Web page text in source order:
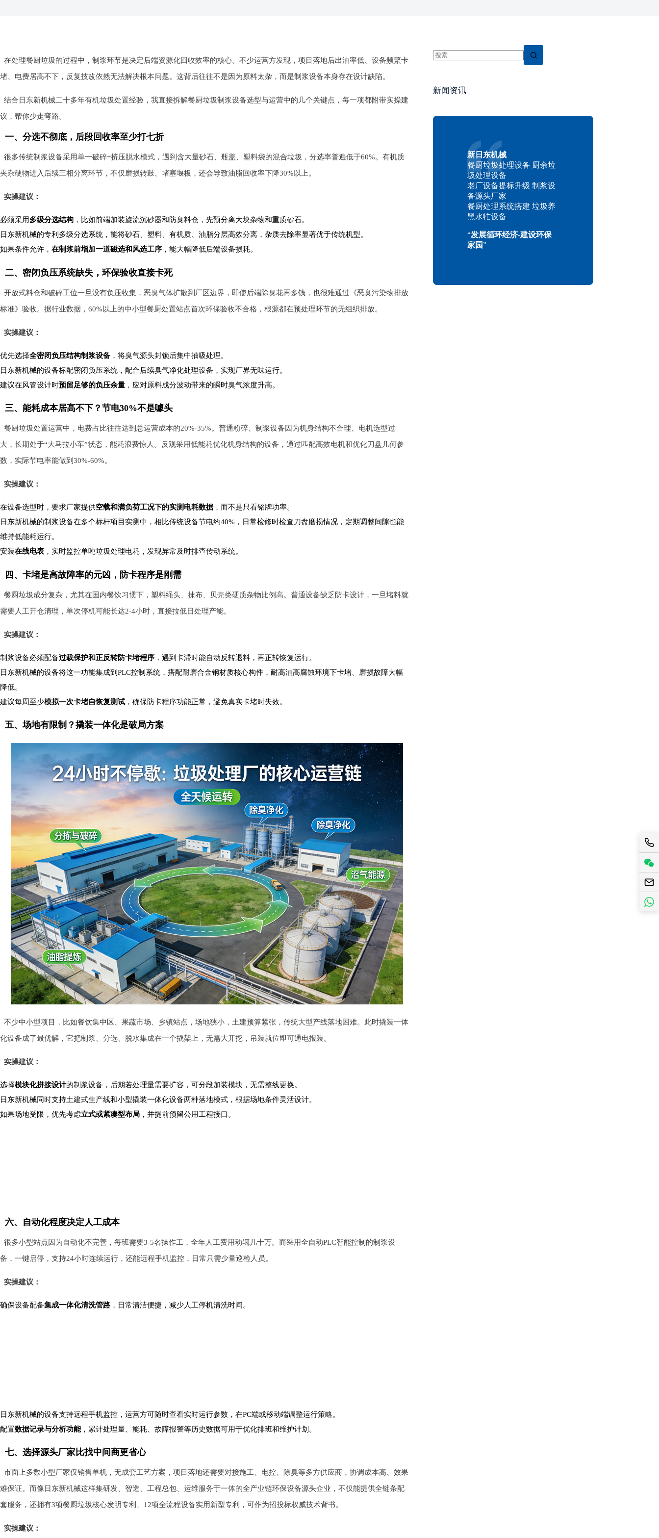
在处理餐厨垃圾的过程中，制浆环节是决定后端资源化回收效率的核心。不少运营方发现，项目落地后出油率低、设备频繁卡
堵、电费居高不下，反复技改依然无法解决根本问题。这背后往往不是因为原料太杂，而是制浆设备本身存在设计缺陷。
结合日东新机械二十多年有机垃圾处置经验，我直接拆解餐厨垃圾制浆设备选型与运营中的几个关键点，每一项都附带实操建
议，帮你少走弯路。
一、分选不彻底，后段回收率至少打七折
很多传统制浆设备采用单一破碎+挤压脱水模式，遇到含大量砂石、瓶盖、塑料袋的混合垃圾，分选率普遍低于60%。有机质
夹杂硬物进入后续三相分离环节，不仅磨损转鼓、堵塞堰板，还会导致油脂回收率下降30%以上。
实操建议：
必须采用多级分选结构 ，比如前端加装旋流沉砂器和防臭料仓，先预分离大块杂物和重质砂石。
日东新机械的专利多级分选系统，能将砂石、塑料、有机质、油脂分层高效分离，杂质去除率显著优于传统机型。
如果条件允许， 在制浆前增加一道磁选和风选工序 ，能大幅降低后端设备损耗。
二、密闭负压系统缺失，环保验收直接卡死
开放式料仓和破碎工位一旦没有负压收集，恶臭气体扩散到厂区边界，即使后端除臭花再多钱，也很难通过《恶臭污染物排放
标准》验收。据行业数据，60%以上的中小型餐厨处置站点首次环保验收不合格，根源都在预处理环节的无组织排放。
实操建议：
优先选择全密闭负压结构制浆设备 ，将臭气源头封锁后集中抽吸处理。
日东新机械的设备标配密闭负压系统，配合后续臭气净化处理设备，实现厂界无味运行。
建议在风管设计时预留足够的负压余量 ，应对原料成分波动带来的瞬时臭气浓度升高。
三、能耗成本居高不下？节电30%不是噱头
餐厨垃圾处置运营中，电费占比往往达到总运营成本的20%-35%。普通粉碎、制浆设备因为机身结构不合理、电机选型过
大，长期处于“大马拉小车”状态，能耗浪费惊人。反观采用低能耗优化机身结构的设备，通过匹配高效电机和优化刀盘几何参
数，实际节电率能做到30%-60%。
实操建议：
在设备选型时，要求厂家提供空载和满负荷工况下的实测电耗数据 ，而不是只看铭牌功率。
日东新机械的制浆设备在多个标杆项目实测中，相比传统设备节电约40%，日常检修时检查刀盘磨损情况，定期调整间隙也能
维持低能耗运行。
安装在线电表 ，实时监控单吨垃圾处理电耗，发现异常及时排查传动系统。
四、卡堵是高故障率的元凶，防卡程序是刚需
餐厨垃圾成分复杂，尤其在国内餐饮习惯下，塑料绳头、抹布、贝壳类硬质杂物比例高。普通设备缺乏防卡设计，一旦堵料就
需要人工开仓清理，单次停机可能长达2-4小时，直接拉低日处理产能。
实操建议：
制浆设备必须配备过载保护和正反转防卡堵程序 ，遇到卡滞时能自动反转退料，再正转恢复运行。
日东新机械的设备将这一功能集成到PLC控制系统，搭配耐磨合金钢材质核心构件，耐高油高腐蚀环境下卡堵、磨损故障大幅
降低。
建议每周至少模拟一次卡堵自恢复测试 ，确保防卡程序功能正常，避免真实卡堵时失效。
五、场地有限制？撬装一体化是破局方案
不少中小型项目，比如餐饮集中区、果蔬市场、乡镇站点，场地狭小，土建预算紧张，传统大型产线落地困难。此时撬装一体
化设备成了最优解，它把制浆、分选、脱水集成在一个撬架上，无需大开挖，吊装就位即可通电报装。
实操建议：
选择模块化拼接设计的制浆设备，后期若处理量需要扩容，可分段加装模块，无需整线更换。
日东新机械同时支持土建式生产线和小型撬装一体化设备两种落地模式，根据场地条件灵活设计。
如果场地受限，优先考虑立式或紧凑型布局 ，并提前预留公用工程接口。
六、自动化程度决定人工成本
很多小型站点因为自动化不完善，每班需要3-5名操作工，全年人工费用动辄几十万。而采用全自动PLC智能控制的制浆设
备，一键启停，支持24小时连续运行，还能远程手机监控，日常只需少量巡检人员。
实操建议：
确保设备配备集成一体化清洗管路 ，日常清洁便捷，减少人工停机清洗时间。
新闻资讯
新日东机械
餐厨垃圾处理设备 厨余垃
圾处理设备
老厂设备提标升级 制浆设
备源头厂家
餐厨处理系统搭建 垃圾养
黑水牤设备
“发展循环经济-建设环保
家园”